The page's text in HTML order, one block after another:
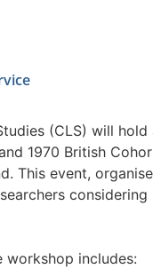
(CLS) will
1970 British
This event,
includes: